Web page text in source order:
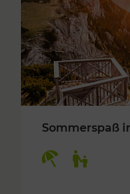
Sommerspaß